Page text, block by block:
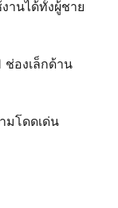
านได้ทั้งผู้ชาย
ช่องเล็กด้าน
มโดดเด่น